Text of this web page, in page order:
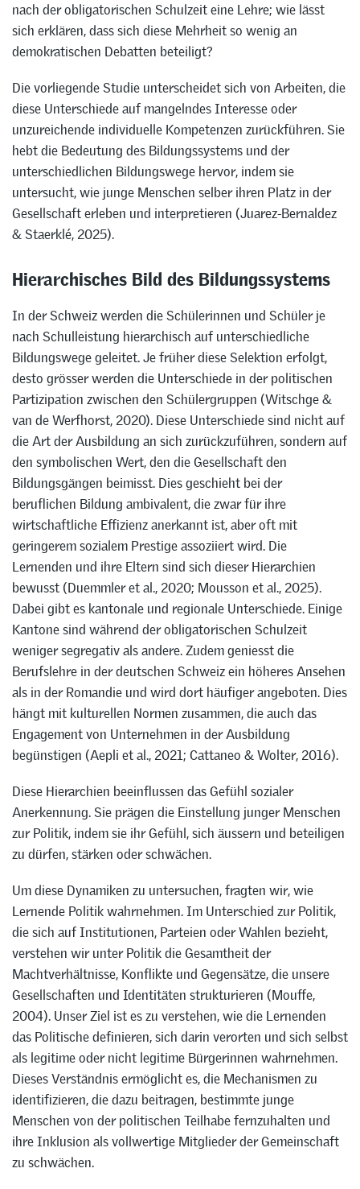
nach der obligatorischen Schulzeit eine Lehre; wie lässt
sich erklären, dass sich diese Mehrheit so wenig an
demokratischen Debatten beteiligt?
Die vorliegende Studie unterscheidet sich von Arbeiten, die
diese Unterschiede auf mangelndes Interesse oder
unzureichende individuelle Kompetenzen zurückführen. Sie
hebt die Bedeutung des Bildungssystems und der
unterschiedlichen Bildungswege hervor, indem sie
untersucht, wie junge Menschen selber ihren Platz in der
Gesellschaft erleben und interpretieren (Juarez-Bernaldez
& Staerklé, 2025).
Hierarchisches Bild des Bildungssystems
In der Schweiz werden die Schülerinnen und Schüler je
nach Schulleistung hierarchisch auf unterschiedliche
Bildungswege geleitet. Je früher diese Selektion erfolgt,
desto grösser werden die Unterschiede in der politischen
Partizipation zwischen den Schülergruppen (Witschge &
van de Werfhorst, 2020). Diese Unterschiede sind nicht auf
die Art der Ausbildung an sich zurückzuführen, sondern auf
den symbolischen Wert, den die Gesellschaft den
Bildungsgängen beimisst. Dies geschieht bei der
beruflichen Bildung ambivalent, die zwar für ihre
wirtschaftliche Effizienz anerkannt ist, aber oft mit
geringerem sozialem Prestige assoziiert wird. Die
Lernenden und ihre Eltern sind sich dieser Hierarchien
bewusst (Duemmler et al., 2020; Mousson et al., 2025).
Dabei gibt es kantonale und regionale Unterschiede. Einige
Kantone sind während der obligatorischen Schulzeit
weniger segregativ als andere. Zudem geniesst die
Berufslehre in der deutschen Schweiz ein höheres Ansehen
als in der Romandie und wird dort häufiger angeboten. Dies
hängt mit kulturellen Normen zusammen, die auch das
Engagement von Unternehmen in der Ausbildung
begünstigen (Aepli et al., 2021; Cattaneo & Wolter, 2016).
Diese Hierarchien beeinflussen das Gefühl sozialer
Anerkennung. Sie prägen die Einstellung junger Menschen
zur Politik, indem sie ihr Gefühl, sich äussern und beteiligen
zu dürfen, stärken oder schwächen.
Um diese Dynamiken zu untersuchen, fragten wir, wie
Lernende Politik wahrnehmen. Im Unterschied zur Politik,
die sich auf Institutionen, Parteien oder Wahlen bezieht,
verstehen wir unter Politik die Gesamtheit der
Machtverhältnisse, Konflikte und Gegensätze, die unsere
Gesellschaften und Identitäten strukturieren (Mouffe,
2004). Unser Ziel ist es zu verstehen, wie die Lernenden
das Politische definieren, sich darin verorten und sich selbst
als legitime oder nicht legitime Bürgerinnen wahrnehmen.
Dieses Verständnis ermöglicht es, die Mechanismen zu
identifizieren, die dazu beitragen, bestimmte junge
Menschen von der politischen Teilhabe fernzuhalten und
ihre Inklusion als vollwertige Mitglieder der Gemeinschaft
zu schwächen.